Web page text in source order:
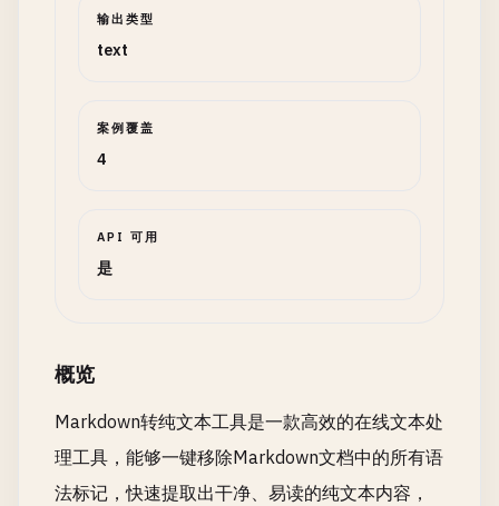
输出类型
text
案例覆盖
4
API 可用
是
概览
Markdown转纯文本工具是一款高效的在线文本处
理工具，能够一键移除Markdown文档中的所有语
法标记，快速提取出干净、易读的纯文本内容，